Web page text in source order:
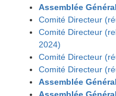
Assemblée
Comité Directeur
Comité Directeur
2024)
Comité Directeur
Comité Directeur
Assemblée